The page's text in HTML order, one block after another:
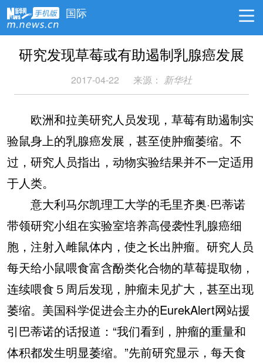
国际
研究发现草莓或有助遏制乳腺癌发展
2017-04-22 来源： 新华社
欧洲和拉美研究人员发现，草莓有助遏制实
验鼠身上的乳腺癌发展，甚至使肿瘤萎缩。不
过，研究人员指出，动物实验结果并不一定适用
于人类。
意大利马尔凯理工大学的毛里齐奥·巴蒂诺
带领研究小组在实验室培养高侵袭性乳腺癌细
胞，注射入雌鼠体内，使之长出肿瘤。研究人员
每天给小鼠喂食富含酚类化合物的草莓提取物，
连续喂食５周后发现，肿瘤未见扩大，甚至出现
萎缩。美国科学促进会主办的EurekAlert网站援
引巴蒂诺的话报道：“我们看到，肿瘤的重量和
体积都发生明显萎缩。”先前研究显示，每天食